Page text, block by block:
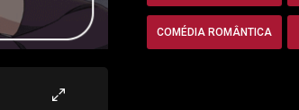
COMÉDIA ROMÂNTICA